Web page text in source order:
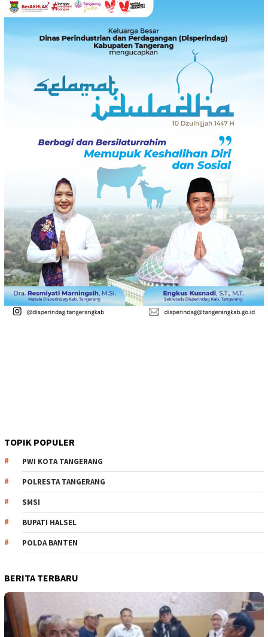
TOPIK POPULER
PWI KOTA TANGERANG
POLRESTA TANGERANG
SMSI
BUPATI HALSEL
POLDA BANTEN
BERITA TERBARU